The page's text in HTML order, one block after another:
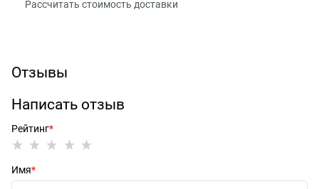
Рассчитать стоимость доставки
Отзывы
Написать отзыв
Рейтинг
Имя